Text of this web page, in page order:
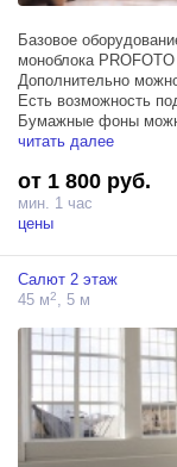
Базовое
моноблока
Дополнительно
Есть возможность
Бумажные фоны
читать далее
от 1 800 руб.
мин. 1 час
цены
Салют 2 этаж
45 м2, 5 м